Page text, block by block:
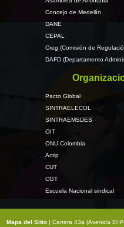
Concejo de Medellín
DANE
CEPAL
Creg (Comisión de
DAFD (Departamento
Pacto Global
SINTRAELECOL
SINTRAEMSDES
OIT
ONU Colombia
Acrip
CUT
CGT
Escuela Nacional sindical
Mapa del Sitio | Carrera 43a (Avenida El